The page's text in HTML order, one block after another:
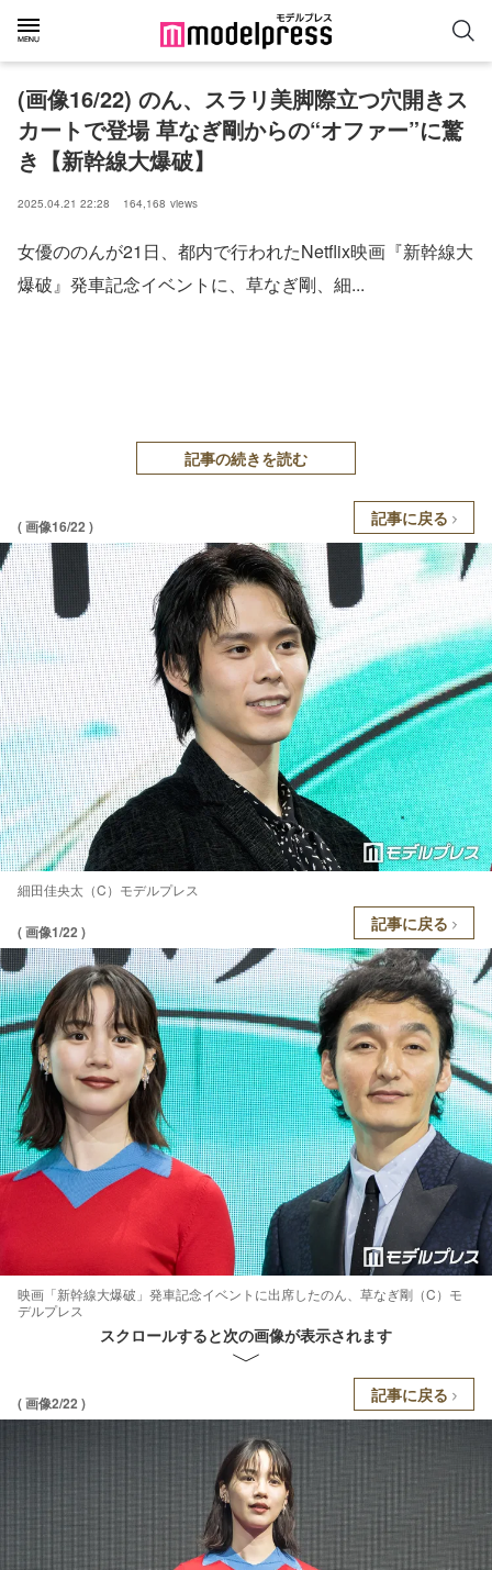
(画像16/22) のん、スラリ美脚際立つ穴開きス
カートで登場 草なぎ剛からの“オファー”に驚
き【新幹線大爆破】
2025.04.21 22:28 164,168 views
女優ののんが21日、都内で行われたNetflix映画『新幹線大
爆破』発車記念イベントに、草なぎ剛、細...
記事の続きを読む
( 画像16/22 ) 記事に戻る
細田佳央太（C）モデルプレス
( 画像1/22 ) 記事に戻る
映画「新幹線大爆破」発車記念イベントに出席したのん、草なぎ剛（C）モ
デルプレス
スクロールすると次の画像が表示されます
( 画像2/22 ) 記事に戻る